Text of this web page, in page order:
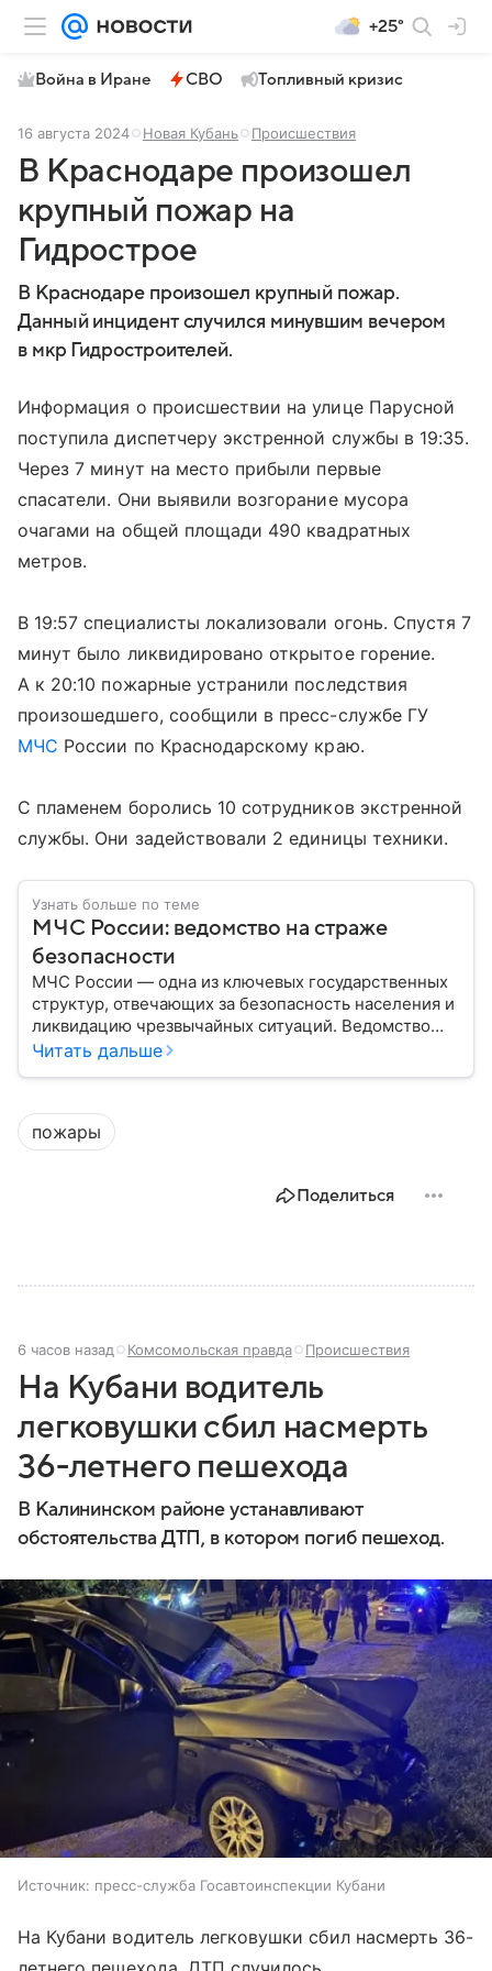
+25°
Война в Иране СВО Топливный кризис
16 августа 2024 Новая Кубань Происшествия
В Краснодаре произошел
крупный пожар на
Гидрострое
В Краснодаре произошел крупный пожар.
Данный инцидент случился минувшим вечером
в мкр Гидростроителей.
Информация о происшествии на улице Парусной
поступила диспетчеру экстренной службы в 19:35.
Через 7 минут на место прибыли первые
спасатели. Они выявили возгорание мусора
очагами на общей площади 490 квадратных
метров.
В 19:57 специалисты локализовали огонь. Спустя 7
минут было ликвидировано открытое горение.
А к 20:10 пожарные устранили последствия
произошедшего, сообщили в пресс-службе ГУ
МЧС России по Краснодарскому краю.
С пламенем боролись 10 сотрудников экстренной
службы. Они задействовали 2 единицы техники.
Узнать больше по теме
МЧС России: ведомство на страже
безопасности
МЧС России — одна из ключевых государственных
структур, отвечающих за безопасность населения и
ликвидацию чрезвычайных ситуаций. Ведомство
играет важную роль в защите граждан от
представляет собой МЧС, как оно устроено, какие
задачи выполняет и какую роль играет в
современной России.
Читать дальше
пожары
Поделиться
6 часов назад Комсомольская правда Происшествия
На Кубани водитель
легковушки сбил насмерть
36-летнего пешехода
В Калининском районе устанавливают
обстоятельства ДТП, в котором погиб пешеход.
Источник: пресс-служба Госавтоинспекции Кубани
На Кубани водитель легковушки сбил насмерть 36-